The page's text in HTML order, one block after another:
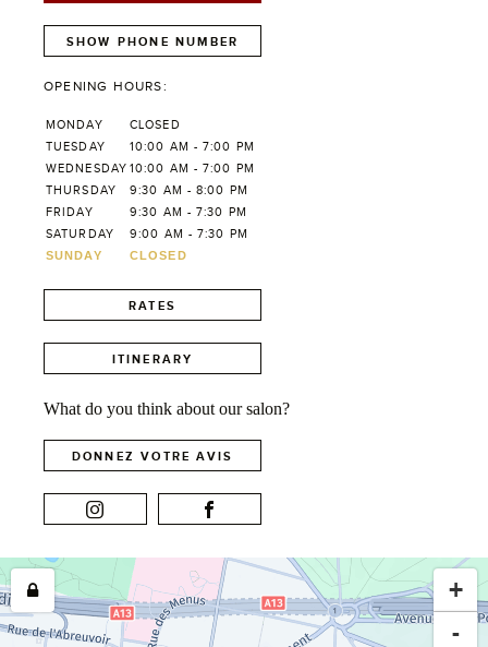
SHOW PHONE NUMBER
OPENING HOURS:
MONDAY
CLOSED
TUESDAY
10:00 AM - 7:00 PM
WEDNESDAY 10:00 AM - 7:00 PM
THURSDAY
9:30 AM - 8:00 PM
FRIDAY
9:30 AM - 7:30 PM
SATURDAY
9:00 AM - 7:30 PM
SUNDAY
CLOSED
RATES
ITINERARY
What do you think about our salon?
DONNEZ VOTRE AVIS
+
-